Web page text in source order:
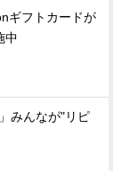
ギフトカードが
中
みんなが"リピ